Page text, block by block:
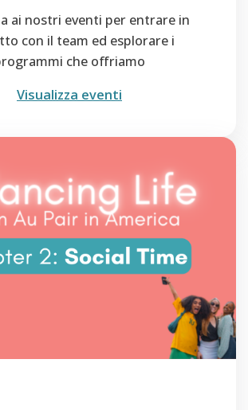
ai nostri eventi per entrare in
con il team ed esplorare i
che offriamo
Visualizza eventi